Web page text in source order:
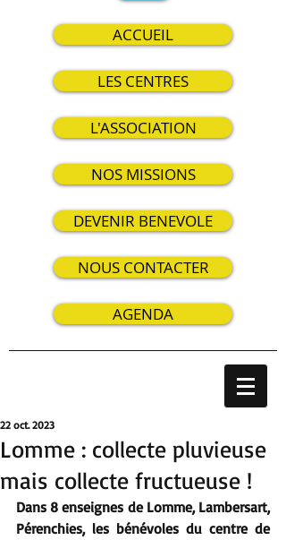
ACCUEIL
LES CENTRES
L'ASSOCIATION
NOS MISSIONS
DEVENIR BENEVOLE
NOUS CONTACTER
AGENDA
Lomme : collecte pluvieuse
mais collecte fructueuse !
22 oct. 2023
Dans 8 enseignes de Lomme, Lambersart,
Pérenchies, les bénévoles du centre de